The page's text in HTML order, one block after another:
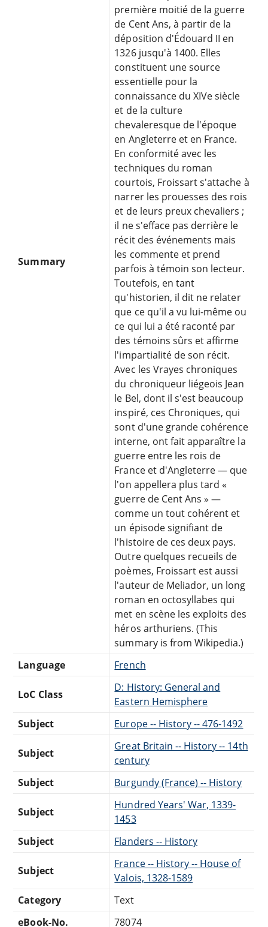
Summary
première moitié de la guerre
de Cent Ans, à partir de la
déposition d'Édouard II en
1326 jusqu'à 1400. Elles
constituent une source
essentielle pour la
connaissance du XIVe siècle
et de la culture
chevaleresque de l'époque
en Angleterre et en France.
En conformité avec les
techniques du roman
courtois, Froissart s'attache à
narrer les prouesses des rois
et de leurs preux chevaliers ;
il ne s'efface pas derrière le
récit des événements mais
les commente et prend
parfois à témoin son lecteur.
Toutefois, en tant
qu'historien, il dit ne relater
que ce qu'il a vu lui-même ou
ce qui lui a été raconté par
des témoins sûrs et affirme
l'impartialité de son récit.
Avec les Vrayes chroniques
du chroniqueur liégeois Jean
le Bel, dont il s'est beaucoup
inspiré, ces Chroniques, qui
sont d'une grande cohérence
interne, ont fait apparaître la
guerre entre les rois de
France et d'Angleterre — que
l'on appellera plus tard «
guerre de Cent Ans » —
comme un tout cohérent et
un épisode signifiant de
l'histoire de ces deux pays.
Outre quelques recueils de
poèmes, Froissart est aussi
l'auteur de Meliador, un long
roman en octosyllabes qui
met en scène les exploits des
héros arthuriens. (This
summary is from Wikipedia.)
Language
French
LoC Class
D: History: General and
Eastern Hemisphere
Subject
Europe -- History -- 476-1492
Subject
Great Britain -- History -- 14th
century
Subject
Burgundy (France) -- History
Subject
Hundred Years' War, 1339-
1453
Subject
Flanders -- History
Subject
France -- History -- House of
Valois, 1328-1589
Category
Text
eBook-No.
78074